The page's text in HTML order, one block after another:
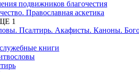
подвижников благочестия
Православная аскетика
1
Псалтирь. Акафисты. Каноны.
книги